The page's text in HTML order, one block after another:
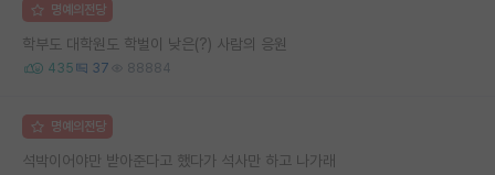
명예의전당
학부도 대학원도 학벌이 낮은(?) 사람의 응원
435 37 88884
명예의전당
석박이어야만 받아준다고 했다가 석사만 하고 나가래